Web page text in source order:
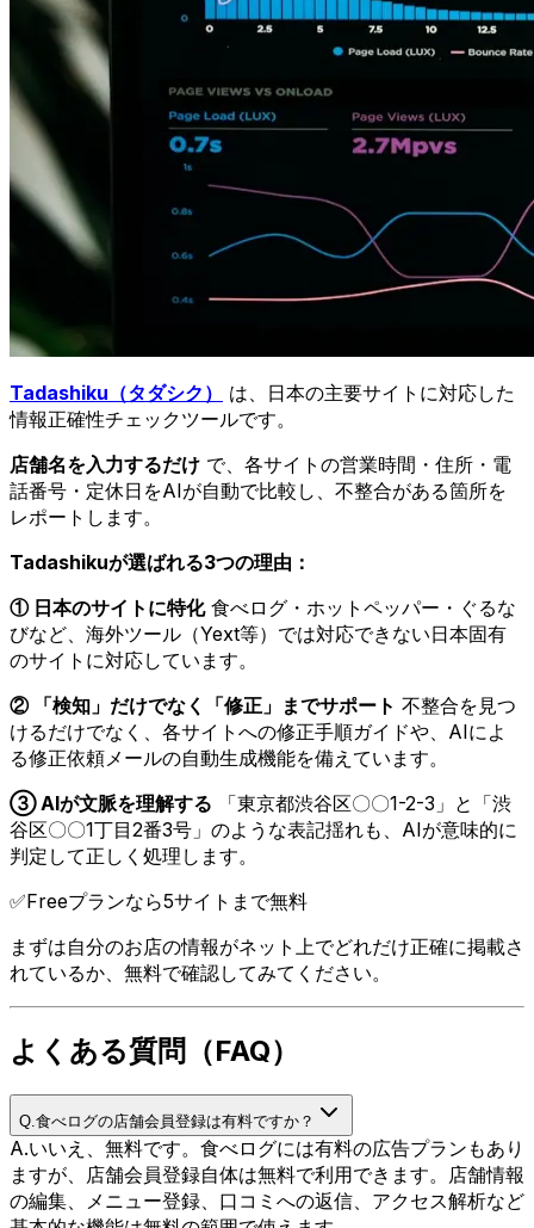
Tadashiku（タダシク）
は、日本の主要サイトに対応した
情報正確性チェックツールです。
店舗名を入力するだけ で、各サイトの営業時間・住所・電
話番号・定休日をAIが自動で比較し、不整合がある箇所を
レポートします。
Tadashikuが選ばれる3つの理由：
① 日本のサイトに特化食べログ・ホットペッパー・ぐるな
びなど、海外ツール（Yext等）では対応できない日本固有
のサイトに対応しています。
② 「検知」だけでなく「修正」までサポート 不整合を見つ
けるだけでなく、各サイトへの修正手順ガイドや、AIによ
る修正依頼メールの自動生成機能を備えています。
③ AIが文脈を理解する 「東京都渋谷区〇〇1-2-3」と「渋
谷区〇〇1丁目2番3号」のような表記揺れも、AIが意味的に
判定して正しく処理します。
✅Freeプランなら5サイトまで無料
まずは自分のお店の情報がネット上でどれだけ正確に掲載さ
れているか、無料で確認してみてください。
よくある質問（FAQ）
Q.食べログの店舗会員登録は有料ですか？
A.いいえ、無料です。食べログには有料の広告プランもあり
ますが、店舗会員登録自体は無料で利用できます。店舗情報
の編集、メニュー登録、口コミへの返信、アクセス解析など